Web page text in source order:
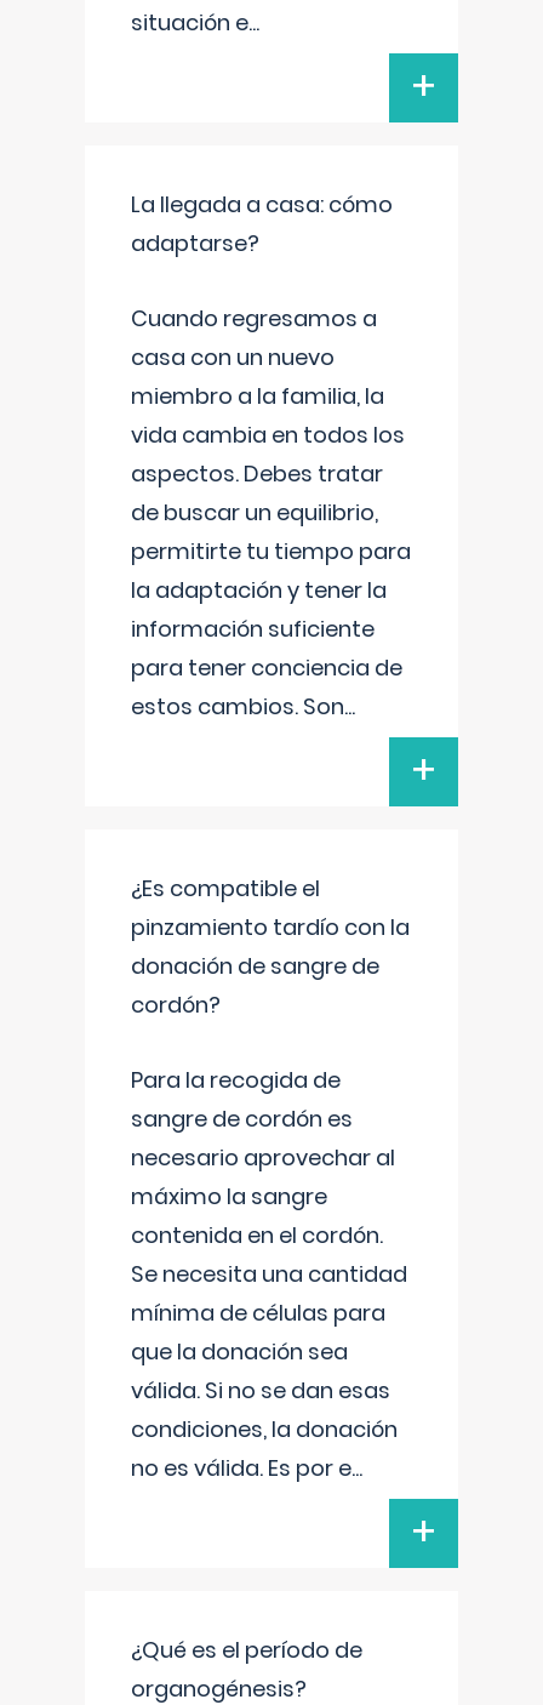
situación e...
+
La llegada a casa: cómo
adaptarse?
Cuando regresamos a
casa con un nuevo
miembro a la familia, la
vida cambia en todos los
aspectos. Debes tratar
de buscar un equilibrio,
permitirte tu tiempo para
la adaptación y tener la
información suficiente
para tener conciencia de
estos cambios. Son...
+
¿Es compatible el
pinzamiento tardío con la
donación de sangre de
cordón?
Para la recogida de
sangre de cordón es
necesario aprovechar al
máximo la sangre
contenida en el cordón.
Se necesita una cantidad
mínima de células para
que la donación sea
válida. Si no se dan esas
condiciones, la donación
no es válida. Es por e...
+
¿Qué es el período de
organogénesis?